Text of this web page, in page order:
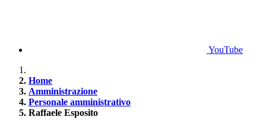
YouTube
Home
Amministrazione
Personale amministrativo
Raffaele Esposito